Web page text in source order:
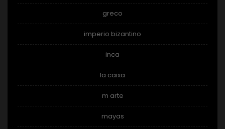
greco
imperio bizantino
inca
la caixa
m arte
mayas